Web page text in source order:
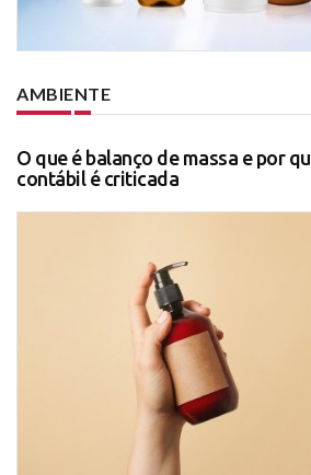
AMBIENTE
O que é balanço de massa e por
contábil é criticada